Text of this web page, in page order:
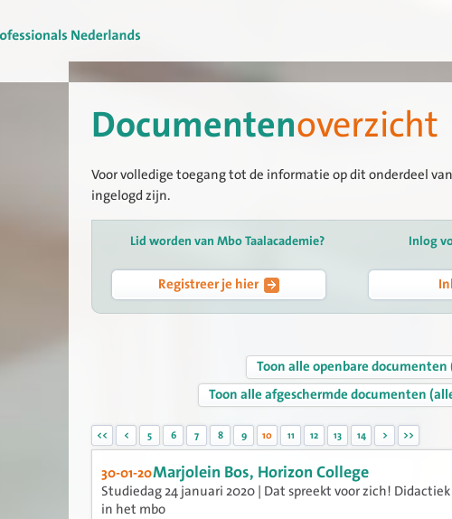
Documentenoverzicht
Voor volledige toegang tot de informatie op dit onderdeel
ingelogd zijn.
Lid worden van Mbo Taalacademie?
Registreer je hier
Inlog
Toon alle openbare
Toon alle afgeschermde documenten
<< < 5 6 7 8 9 10 11 12 13 14 > >>
30-01-20Marjolein Bos, Horizon College
Studiedag 24 januari 2020 | Dat spreekt voor zich!
in het mbo